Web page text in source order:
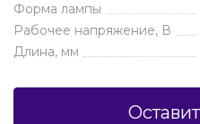
Форма лампы
Рабочее напряжение, В
Длина, мм